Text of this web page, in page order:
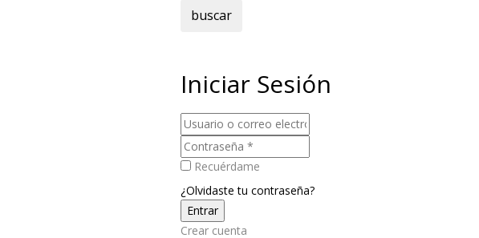
buscar
Iniciar Sesión
Recuérdame
¿Olvidaste tu contraseña?
Crear cuenta